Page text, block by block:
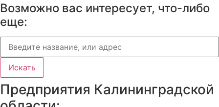
Возможно вас интересует, что-либо
еще:
Искать
Предприятия Калининградской